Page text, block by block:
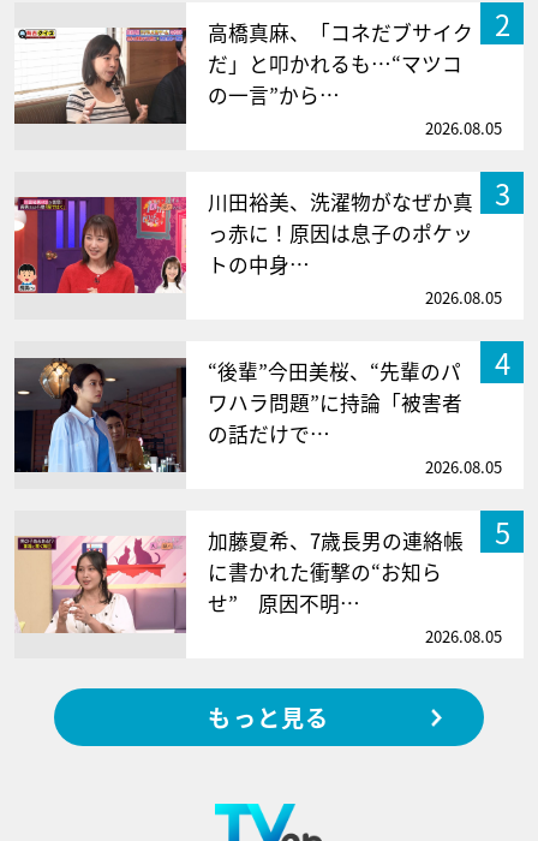
2
高橋真麻、「コネだブサイク
だ」と叩かれるも…“マツコ
の一言”から…
2026.08.05
3
川田裕美、洗濯物がなぜか真
っ赤に！原因は息子のポケッ
トの中身…
2026.08.05
4
“後輩”今田美桜、“先輩のパ
ワハラ問題”に持論「被害者
の話だけで…
2026.08.05
5
加藤夏希、7歳長男の連絡帳
に書かれた衝撃の“お知ら
せ” 原因不明…
2026.08.05
もっと見る